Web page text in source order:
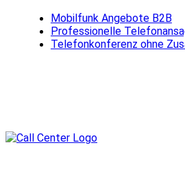
Mobilfunk Angebote B2B
Professionelle
Telefonkonferenz ohne